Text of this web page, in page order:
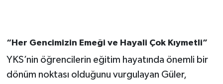
“Her Gencimizin Emeği ve Hayali Çok Kıymetli”
YKS’nin öğrencilerin eğitim hayatında önemli bir
dönüm noktası olduğunu vurgulayan Güler,